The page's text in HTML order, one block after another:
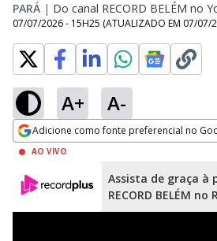
PARÁ | Do canal RECORD BELÉM no
07/07/2026 - 15H25 (ATUALIZADO EM 07/07/
A+ A-
Adicione como fonte preferencial no
Opens in new window
AO VIVO
Assista de graça à
RECORD BELÉM no